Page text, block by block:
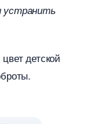
детской